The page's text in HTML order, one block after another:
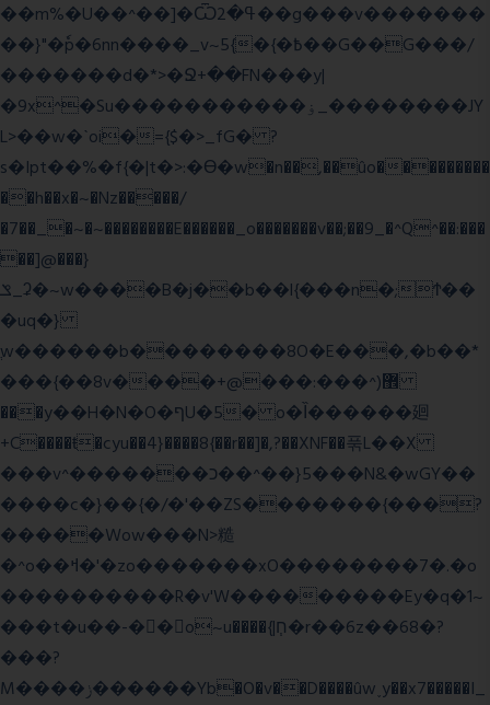
��m%�U��^��]�Ѿߟ�2��g���v�������
��}"�ٗp�6nn����_v~5{�{�߿��G��G���/
�������d�*>�Ջ+��FN���y|
�9x^�Su�����������ۏ_��������JY
L>��w�ˋoi�={$�>_fG� ?
s�Ipt��%�f{�|t�>:�ϴ�w�n��,��ûo���������
��h��x�~�Nz�����/
�7��_�~�~��������E������_o�������v��;��9_�^Q^��:���
��]@���}
ݏ_ʡ�~w����B�j��b��l{���n�;Ϯ��
�uq�}
ֲw������b��������8O�E���,�b��*
���{��8v����+@���:���^)޾
���y��H�N�O�ףU�5� o�Ȉ������廻
+C����ŧ�cyu��4}����8{��r��]�,?��XNF��푺L��X
���v^�������כ��^��}5���N&�wGY��
����c�}��{�/�'��ZS�������{���?
�����Wow���N>糙
�^o��ߞ�'�zo�������xO��������7�.�o
����������R�v'W���������Ey�q�1~
���t�u��-�� o~u����{|ח֧�r��6z��68�?
���?
M����ݫ������Yb�O�v��D����ûw˯y��x7�����I_